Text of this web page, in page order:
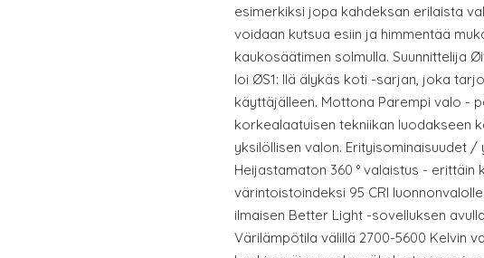
esimerkiksi jopa kahdeksan erilaista
voidaan kutsua esiin ja himmentää
kaukosäätimen solmulla. Suunnittelija
loi ØS1: llä älykäs koti -sarjan, joka
käyttäjälleen. Mottona Parempi valo -
korkealaatuisen tekniikan luodakseen
yksilöllisen valon. Erityisominaisuudet /
Heijastamaton 360 ° valaistus - erittäin
värintoistoindeksi 95 CRI
ilmaisen Better Light -sovelluksen
Värilämpötila välillä 2700-5600 Kelvin